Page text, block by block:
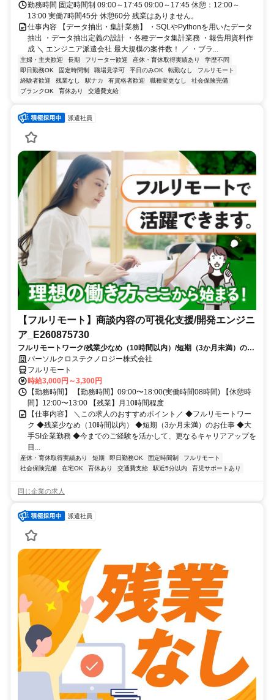
勤務時間 固定時間制 09:00～17:45 09:00～17:45 休憩：12:00～
13:00 実働7時間45分 休憩60分 残業はありません。
仕事内容 【データ抽出・集計業務】 ・SQLやPythonを用いたデータ
抽出 ・データ抽出定義の設計 ・各種データ集計業務 ・報告用資料作
成 ＼ エンジニア派遣会社 最大規模の案件数！ ／ ・ブラ...
主婦・主夫歓迎 長期 フリーター歓迎 産休・育休取得実績あり
学歴不問
即日勤務OK
固定時間制 職場見学可 平日のみOK 転勤なし
フルリモート
経験者歓迎
残業なし 駅ナカ 有資格者歓迎 職種変更なし
社会保険完備
ブランクOK
育休あり 交通費支給
派遣社員
【フルリモート】商談内容の可視化支援/開発エンジニ
ア_E260875730
フルリモートワーク/残業少なめ（10時間以内）/短期（3か月未満）のお
仕事/大手SI企業勤務/今までのご経験を活かして、更なるキャリアアップ
を目指せます
パーソルクロステクノロジー株式会社
フルリモート
時給3,000円～3,300円
【勤務時間】 【勤務時間】09:00〜18:00(実働時間08時間) 【休憩時
間】12:00〜13:00 【残業】月10時間程度
【仕事内容】 ＼この求人のおすすめポイント／ ◆フルリモートワー
ク ◆残業少なめ（10時間以内） ◆短期（3か月未満）のお仕事 ◆大
手SI企業勤務 ◆今までのご経験を活かして、更なるキャリアアップを
目...
産休・育休取得実績あり 短期 即日勤務OK 固定時間制
フルリモート
社会保険完備
在宅OK 育休あり 交通費支給 駅近5分以内 育児サポートあり
同じ企業の求人
派遣社員